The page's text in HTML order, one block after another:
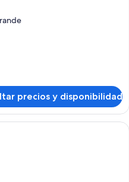
precios y disponibilidad
banco.
Habitación de hotel con dos